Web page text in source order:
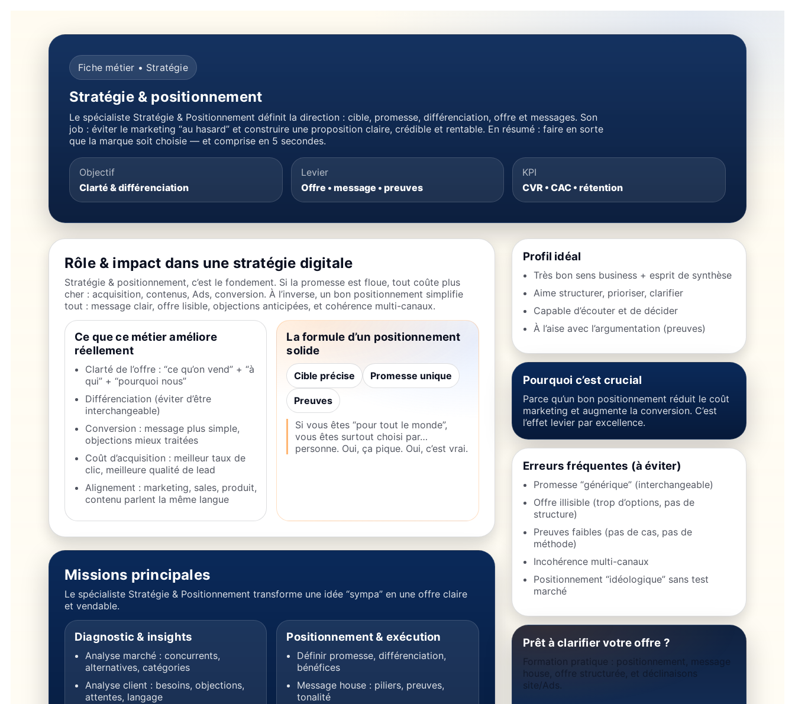
Fiche métier • Stratégie
Stratégie & positionnement
Le spécialiste Stratégie & Positionnement définit la direction : cible, promesse, différenciation, offre et messages. Son
job : éviter le marketing “au hasard” et construire une proposition claire, crédible et rentable. En résumé : faire en sorte
que la marque soit choisie — et comprise en 5 secondes.
Objectif
Clarté & différenciation
Levier
Offre • message • preuves
KPI
CVR • CAC • rétention
Rôle & impact dans une stratégie digitale
Stratégie & positionnement, c’est le fondement. Si la promesse est floue, tout coûte plus
cher : acquisition, contenus, Ads, conversion. À l’inverse, un bon positionnement simplifie
tout : message clair, offre lisible, objections anticipées, et cohérence multi-canaux.
Ce que ce métier améliore
réellement
Clarté de l’offre : “ce qu’on vend” + “à
qui” + “pourquoi nous”
Différenciation (éviter d’être
interchangeable)
Conversion : message plus simple,
objections mieux traitées
Coût d’acquisition : meilleur taux de
clic, meilleure qualité de lead
Alignement : marketing, sales, produit,
contenu parlent la même langue
La formule d’un positionnement
solide
Cible précise Promesse unique
Preuves
Si vous êtes “pour tout le monde”,
vous êtes surtout choisi par…
personne. Oui, ça pique. Oui, c’est vrai.
Missions principales
Le spécialiste Stratégie & Positionnement transforme une idée “sympa” en une offre claire
et vendable.
Diagnostic & insights
Analyse marché : concurrents,
alternatives, catégories
Analyse client : besoins, objections,
attentes, langage
Positionnement & exécution
Définir promesse, différenciation,
bénéfices
Message house : piliers, preuves,
tonalité
Profil idéal
Très bon sens business + esprit de synthèse
Aime structurer, prioriser, clarifier
Capable d’écouter et de décider
À l’aise avec l’argumentation (preuves)
Pourquoi c’est crucial
Parce qu’un bon positionnement réduit le coût
marketing et augmente la conversion. C’est
l’effet levier par excellence.
Erreurs fréquentes (à éviter)
Promesse “générique” (interchangeable)
Offre illisible (trop d’options, pas de
structure)
Preuves faibles (pas de cas, pas de
méthode)
Incohérence multi-canaux
Positionnement “idéologique” sans test
marché
Prêt à clarifier votre offre ?
Formation pratique : positionnement, message
house, offre structurée, et déclinaisons
site/Ads.